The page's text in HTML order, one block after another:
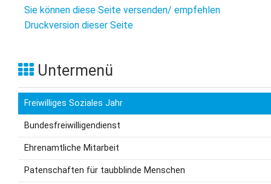
Sie können diese Seite versenden/ empfehlen
Druckversion dieser Seite
Untermenü
Freiwilliges Soziales Jahr
Bundesfreiwilligendienst
Ehrenamtliche Mitarbeit
Patenschaften für taubblinde Menschen